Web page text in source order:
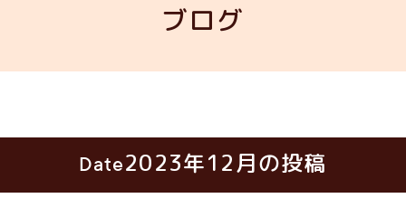
ブログ
Date2023年12月の投稿